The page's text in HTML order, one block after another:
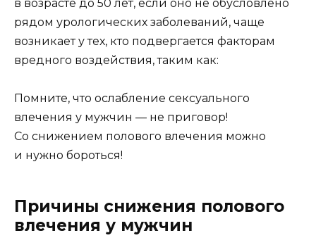
в возрасте до 50 лет, если оно не обусловлено
рядом урологических заболеваний, чаще
возникает у тех, кто подвергается факторам
вредного воздействия, таким как:
Помните, что ослабление сексуального
влечения у мужчин — не приговор!
Со снижением полового влечения можно
и нужно бороться!
Причины снижения полового
влечения у мужчин